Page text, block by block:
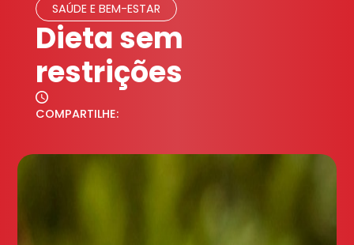
SAÚDE E BEM-ESTAR
Dieta sem
restrições
COMPARTILHE: